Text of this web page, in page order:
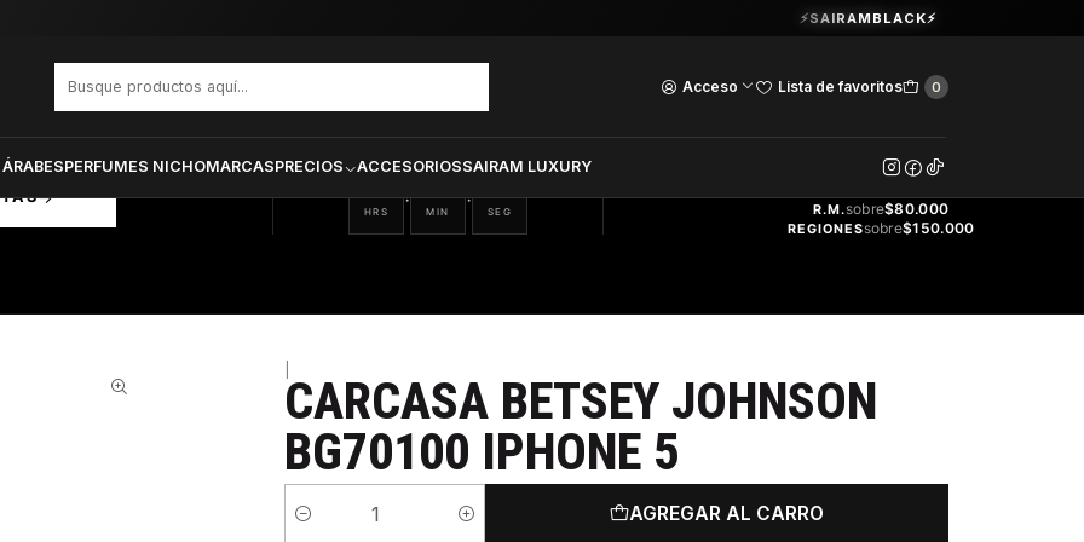
Acceso Lista de favoritos 0
PERFUMES NICHOMARCASPRECIOS ACCESORIOSSAIRAM LUXURY
Guardia Vieja 202. Oficina 102.Ver Horarios
⚡SAIRAMBLACK⚡
BG70100 IPHONE 5
01
HRS
: 02
MIN
: 00
SEG
GRATIS
R.M.sobre$80.000
REGIONESsobre$150.000
CARCASA BETSEY JOHNSON
BG70100 IPHONE 5
Cantidad
AGREGAR AL CARRO